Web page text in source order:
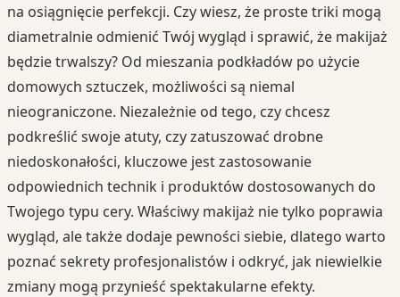
na osiągnięcie perfekcji. Czy wiesz, że proste triki mogą
diametralnie odmienić Twój wygląd i sprawić, że makijaż
będzie trwalszy? Od mieszania podkładów po użycie
domowych sztuczek, możliwości są niemal
nieograniczone. Niezależnie od tego, czy chcesz
podkreślić swoje atuty, czy zatuszować drobne
niedoskonałości, kluczowe jest zastosowanie
odpowiednich technik i produktów dostosowanych do
Twojego typu cery. Właściwy makijaż nie tylko poprawia
wygląd, ale także dodaje pewności siebie, dlatego warto
poznać sekrety profesjonalistów i odkryć, jak niewielkie
zmiany mogą przynieść spektakularne efekty.